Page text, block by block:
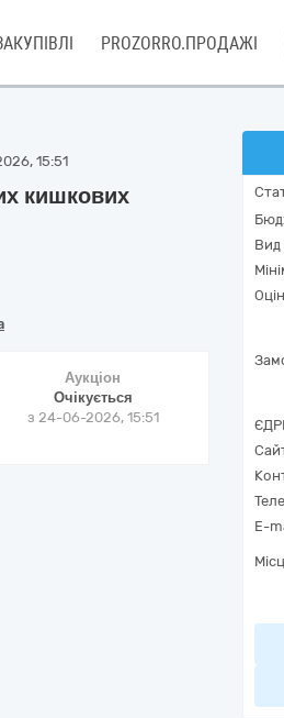
PROZORRO.ПРОДАЖІ
15:51
кишкових
Аукціон
Очікується
з 24-06-2026, 15:51
Вид
E-